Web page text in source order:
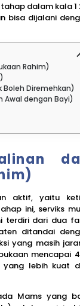
dalam kala 1
bisa dijalani
Rahim)
Boleh Diremehkan)
Awal dengan Bayi)
aktif, yaitu
ini, serviks
terdiri dari dua
ditandai
yang masih
mencapai
yang lebih kuat
Mams yang